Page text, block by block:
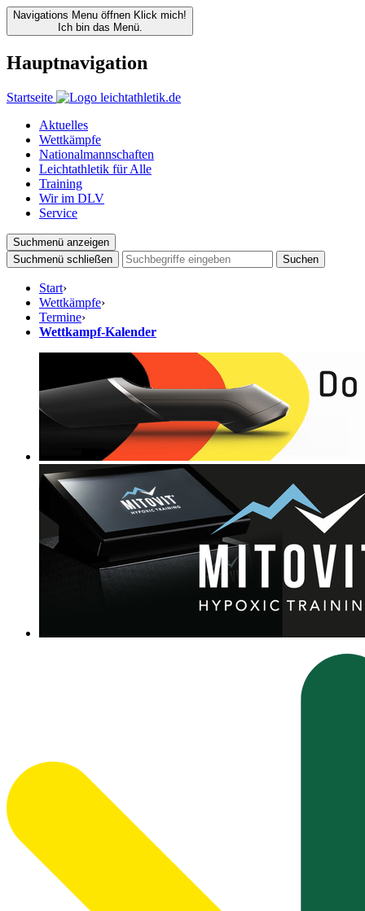
Navigations Menu öffnen Klick mich!
Ich bin das Menü.
Hauptnavigation
Startseite
Aktuelles
Wettkämpfe
Nationalmannschaften
Leichtathletik für Alle
Training
Wir im DLV
Service
Suchmenü anzeigen
Suchmenü schließen
Suchen
Start›
Wettkämpfe›
Termine›
Wettkampf-Kalender